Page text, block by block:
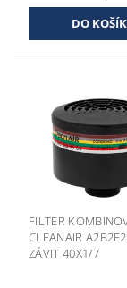
FILTER
CLEANAIR
ZÁVIT 40X1/7